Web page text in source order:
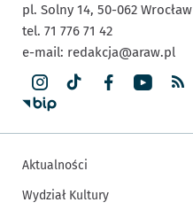
pl. Solny 14, 50-062 Wrocław
tel. 71 776 71 42
e-mail: redakcja@araw.pl
Aktualności
Wydział Kultury